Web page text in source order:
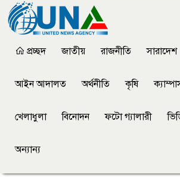
প্রচ্ছদ জাতীয় রাজনীতি সারাদেশ
আইন আদালত অর্থনীতি কৃষি
খেলাধুলা বিনোদন ফটো গ্যালারী
অন্যান্য